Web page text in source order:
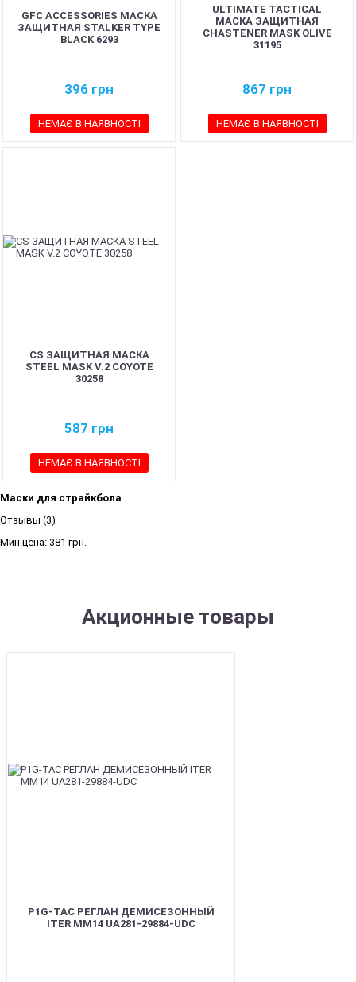
GFC ACCESSORIES МАСКА
ЗАЩИТНАЯ STALKER TYPE
BLACK 6293
396 грн
НЕМАЄ В НАЯВНОСТІ
ULTIMATE TACTICAL
МАСКА ЗАЩИТНАЯ
CHASTENER MASK OLIVE
31195
867 грн
НЕМАЄ В НАЯВНОСТІ
CS ЗАЩИТНАЯ МАСКА
STEEL MASK V.2 COYOTE
30258
587 грн
НЕМАЄ В НАЯВНОСТІ
Маски для страйкбола
Отзывы (3)
Мин.цена: 381 грн.
Акционные товары
P1G-TAC РЕГЛАН ДЕМИСЕЗОННЫЙ
ITER ММ14 UA281-29884-UDC